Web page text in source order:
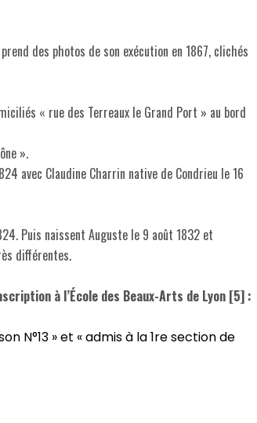
des photos de son exécution en 1867, clichés
« rue des Terreaux le Grand Port » au bord
».
avec Claudine Charrin native de Condrieu le 16
Puis naissent Auguste le 9 août 1832 et
différentes.
à l’École des Beaux-Arts de Lyon [5] :
N°13 » et « admis à la 1re section de